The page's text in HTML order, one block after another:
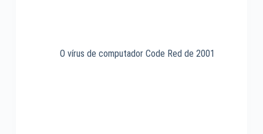
O vírus de computador Code Red de 2001